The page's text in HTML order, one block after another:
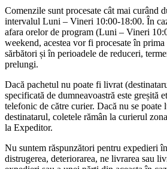
Comenzile sunt procesate cât mai curând
intervalul Luni – Vineri 10:00-18:00. În
afara orelor de program (Luni – Vineri
weekend, acestea vor fi procesate în
sărbători și în perioadele de reduceri,
prelungi.
Dacă pachetul nu poate fi livrat
specificată de dumneavoastră este greșită
telefonic de către curier. Dacă nu se poate
destinatarul, coletele rămân la curierul
la Expeditor.
Nu suntem răspunzători pentru expedieri
distrugerea, deteriorarea, ne livrarea sau